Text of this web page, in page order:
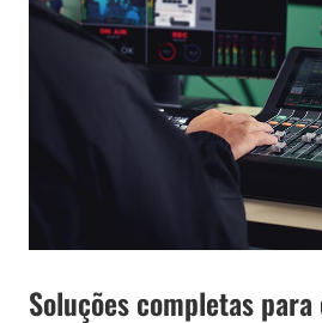
Soluções completas